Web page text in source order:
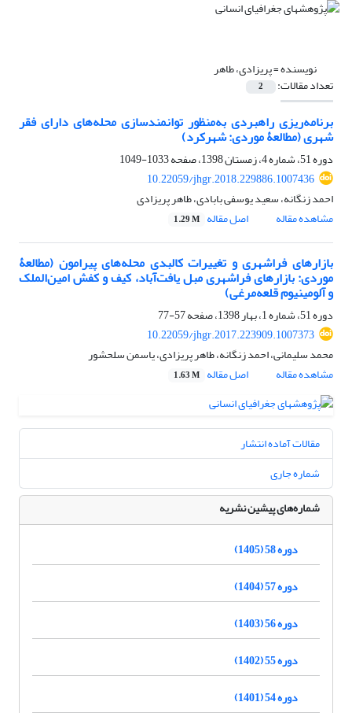
نویسنده =پریزادی، طاهر
تعداد مقالات: 2
برنامه‌ریزی راهبردی به‌منظور توانمندسازی محله‌های دارای فقر
شهری (مطالعۀ موردی: شهرکرد)
دوره 51، شماره 4، زمستان 1398، صفحه
1033-1049
10.22059/jhgr.2018.229886.1007436
احمد زنگانه، سعید یوسفی بابادی، طاهر پریزادی
مشاهده مقاله
اصل مقاله 1.29 M
بازارهای فراشهری و تغییرات کالبدی محله‌های پیرامون (مطالعۀ
موردی: بازارهای فراشهری مبل یافت‌آباد، کیف و کفش امین‌الملک
و آلومینیوم قلعه‌مرغی)
دوره 51، شماره 1، بهار 1398، صفحه
57-77
10.22059/jhgr.2017.223909.1007373
محمد سلیمانی، احمد زنگانه، طاهر پریزادی، یاسمن سلحشور
مشاهده مقاله
اصل مقاله 1.63 M
مقالات آماده انتشار
شماره جاری
شماره‌های پیشین نشریه
دوره 58 (1405)
دوره 57 (1404)
دوره 56 (1403)
دوره 55 (1402)
دوره 54 (1401)